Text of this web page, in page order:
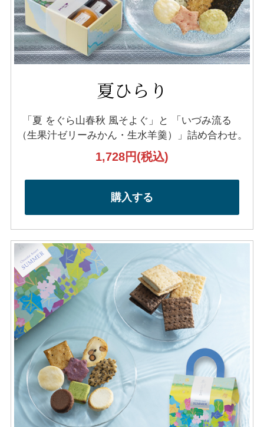
夏ひらり
「夏 をぐら山春秋 風そよぐ」と
「いづみ流るゝ
（生果汁ゼリーみかん・生水羊羹）」 詰め合わせ。
1,728円(税込)
購入する